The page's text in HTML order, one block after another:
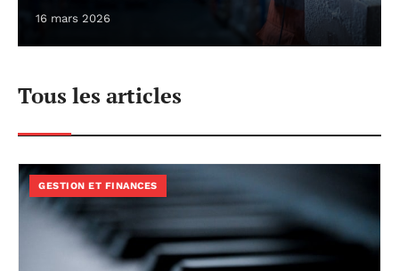
16 mars 2026
Tous les articles
GESTION ET FINANCES